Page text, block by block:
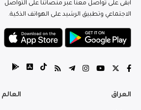
ابقى على تواصل معنا عبر منصاتنا على التواصل
الاجتماعي وتطبيق الرشيد على الهواتف الذكية.
العراق العالم